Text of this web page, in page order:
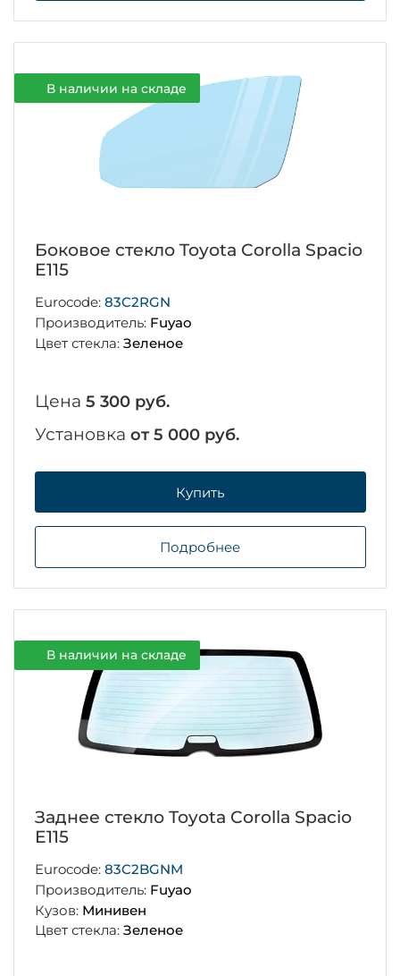
В наличии на складе
Боковое стекло Toyota Corolla Spacio
E115
Eurocode: 83C2RGN
Производитель: Fuyao
Цвет стекла: Зеленое
Цена 5 300 руб.
Установка от 5 000 руб.
Купить
Подробнее
В наличии на складе
Заднее стекло Toyota Corolla Spacio
E115
Eurocode: 83C2BGNM
Производитель: Fuyao
Кузов: Минивен
Цвет стекла: Зеленое